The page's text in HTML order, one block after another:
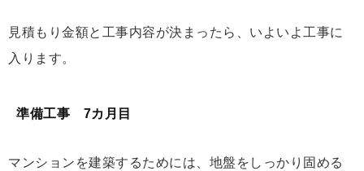
見積もり金額と工事内容が決まったら、いよいよ工事に
入ります。
準備工事 7カ月目
マンションを建築するためには、地盤をしっかり固める